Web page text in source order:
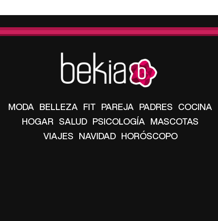
MODA BELLEZA FIT PAREJA PADRES COCINA
HOGAR SALUD PSICOLOGÍA MASCOTAS
VIAJES NAVIDAD HORÓSCOPO